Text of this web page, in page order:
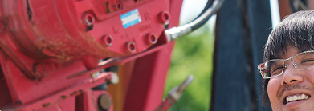
あります。
ご紹介します。